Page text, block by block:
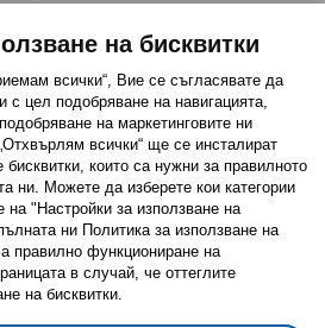
Instagram
на бисквитки (Cookies)
на бисквитки
всички“, Вие се съгласявате да
с цел подобряване на навигацията,
на маркетинговите ни
всички“ ще се инсталират
които са нужни за правилното
ни. Можете да изберете кои категории
на "Настройки за използване на
ни Политика за използване на
правилно функциониране на
в случай, че оттеглите
на бисквитки.